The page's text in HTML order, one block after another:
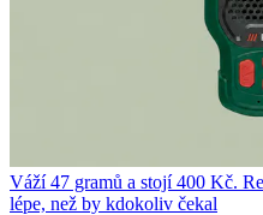
Váží 47 gramů a stojí 400 Kč.
lépe, než by kdokoliv čekal